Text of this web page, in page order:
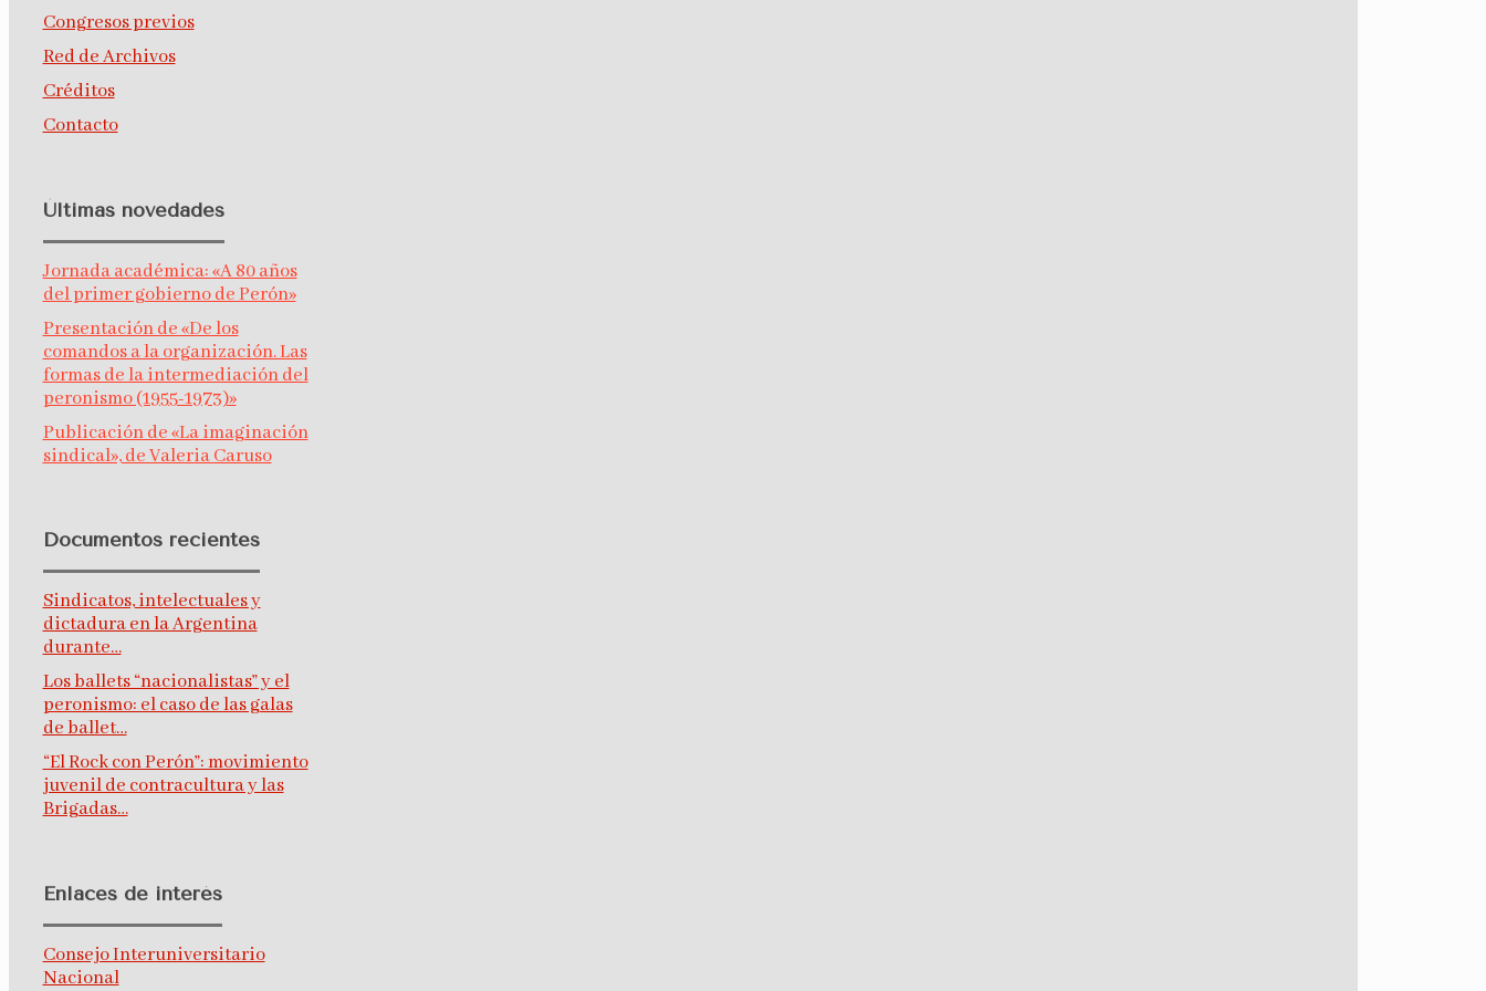
Congresos previos
Red de Archivos
Créditos
Contacto
Últimas novedades
Jornada académica: «A 80 años
del primer gobierno de Perón»
Presentación de «De los
comandos a la organización. Las
formas de la intermediación del
peronismo (1955-1973)»
Publicación de «La imaginación
sindical», de Valeria Caruso
Documentos recientes
Sindicatos, intelectuales y
dictadura en la Argentina
durante…
Los ballets “nacionalistas” y el
peronismo: el caso de las galas
de ballet…
“El Rock con Perón”: movimiento
juvenil de contracultura y las
Brigadas…
Enlaces de interés
Consejo Interuniversitario
Nacional